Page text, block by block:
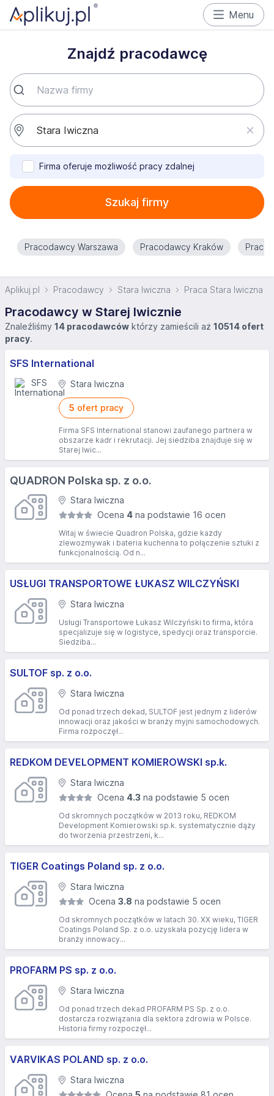
Menu
Znajdź pracodawcę
Firma oferuje możliwość pracy zdalnej
Szukaj firmy
Pracodawcy Warszawa Pracodawcy Kraków
Aplikuj.pl Pracodawcy Stara Iwiczna Praca Stara Iwiczna
Pracodawcy w Starej Iwicznie
Znaleźliśmy 14 pracodawców którzy zamieścili aż 10514 ofert
pracy.
SFS International
Stara Iwiczna
5 ofert pracy
Firma SFS International stanowi zaufanego partnera w
obszarze kadr i rekrutacji. Jej siedziba znajduje się w
Starej Iwic...
QUADRON Polska sp. z o.o.
Stara Iwiczna
Ocena 4 na podstawie 16 ocen
Witaj w świecie Quadron Polska, gdzie każdy
zlewozmywak i bateria kuchenna to połączenie sztuki z
funkcjonalnością. Od n...
USŁUGI TRANSPORTOWE ŁUKASZ WILCZYŃSKI
Stara Iwiczna
Usługi Transportowe Łukasz Wilczyński to firma, która
specjalizuje się w logistyce, spedycji oraz transporcie.
Siedziba...
SULTOF sp. z o.o.
Stara Iwiczna
Od ponad trzech dekad, SULTOF jest jednym z liderów
innowacji oraz jakości w branży myjni samochodowych.
Firma rozpoczęł...
REDKOM DEVELOPMENT KOMIEROWSKI sp.k.
Stara Iwiczna
Ocena 4.3 na podstawie 5 ocen
Od skromnych początków w 2013 roku, REDKOM
Development Komierowski sp.k. systematycznie dąży
do tworzenia przestrzeni, k...
TIGER Coatings Poland sp. z o.o.
Stara Iwiczna
Ocena3.8 na podstawie 5 ocen
Od skromnych początków w latach 30. XX wieku, TIGER
Coatings Poland Sp. z o.o. uzyskała pozycję lidera w
branży innowacy...
PROFARM PS sp. z o.o.
Stara Iwiczna
Od ponad trzech dekad PROFARM PS Sp. z o.o.
dostarcza rozwiązania dla sektora zdrowia w Polsce.
Historia firmy rozpoczęł...
VARVIKAS POLAND sp. z o.o.
Stara Iwiczna